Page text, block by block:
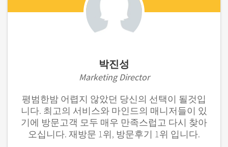
박진성
Marketing Director
평범한밤 어렵지 않았던 당신의 선택이 될것입
니다. 최고의 서비스와 마인드의 매니저들이 있
기에 방문고객 모두 매우 만족스럽고 다시 찾아
오십니다. ​재방문 1위, 방문후기 1위 입니다.